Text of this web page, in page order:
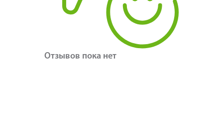
Отзывов пока нет